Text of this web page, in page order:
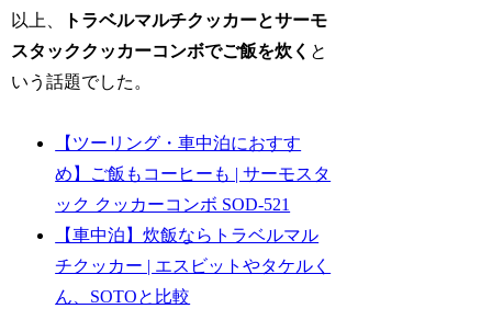
以上、
トラベルマルチクッカーとサーモ
スタッククッカーコンボでご飯を炊く と
いう話題でした。
【ツーリング・車中泊におすす
め】ご飯もコーヒーも | サーモスタ
ック クッカーコンボ SOD-521
【車中泊】炊飯ならトラベルマル
チクッカー | エスビットやタケルく
ん、SOTOと比較